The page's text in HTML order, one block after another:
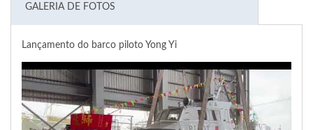
GALERIA DE FOTOS
Lançamento do barco piloto Yong Yi